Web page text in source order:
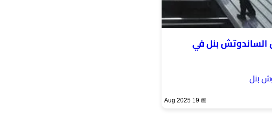
بنل في
بنل
📅 19 Aug 2025